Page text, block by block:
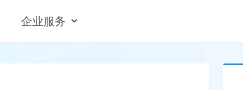
企业服务